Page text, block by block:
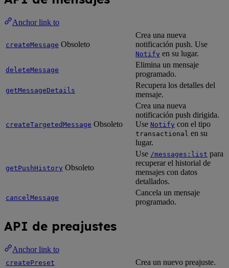
Anchor link to
createMessage Obsoleto
Crea una nueva
notificación push. Use
Notify en su lugar.
deleteMessage
Elimina un mensaje
programado.
getMessageDetails
Recupera los detalles del
mensaje.
createTargetedMessage Obsoleto
Crea una nueva
notificación push dirigida.
Use Notify con el tipo
transactional en su
lugar.
getPushHistory Obsoleto
Use /messages:list para
recuperar el historial de
mensajes con datos
detallados.
cancelMessage
Cancela un mensaje
programado.
API de preajustes
Anchor link to
createPreset Crea un nuevo preajuste.